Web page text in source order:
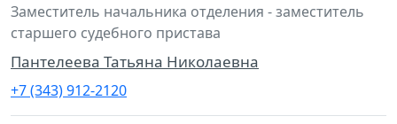
Заместитель начальника отделения - заместитель
старшего судебного пристава
Пантелеева Татьяна Николаевна
+7 (343) 912-2120